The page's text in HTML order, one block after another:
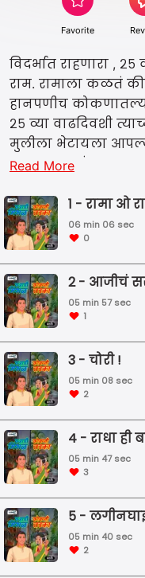
Favorite
विदर्भात राहणारा ,
राम. रामाला कळतं
हानपणीच
२५ व्या वाढदिवशी
मुलीला भेटायला
त्याला कळतं. इथून सुरु
च त्याची ओळख होते
अशी ही कोकणात
णारा अस्सल तिखट
मिसळीत कोकणी
र्हाडी मिसळ ,
Read More
1 - रामा ओ
06 min 06 sec
0
2 - आजीचं
05 min 57 sec
1
3 - चोरी !
05 min 08 sec
2
4 - राधा ही
05 min 47 sec
3
5 -
05 min 40 sec
2